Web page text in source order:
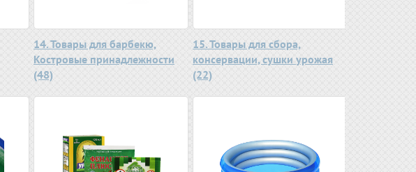
14. Товары для барбекю,
Костровые принадлежности
(48)
15. Товары для сбора,
консервации, сушки урожая
(22)